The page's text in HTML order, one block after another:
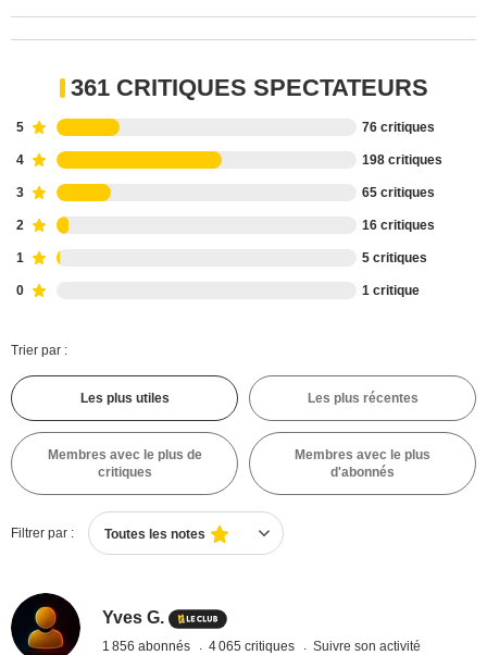
361 CRITIQUES SPECTATEURS
5 76 critiques
4 198 critiques
3 65 critiques
2 16 critiques
1 5 critiques
0 1 critique
Trier par :
Les plus utiles Les plus récentes
Membres avec le plus de
critiques
Membres avec le plus
d'abonnés
Filtrer par : Toutes les notes
Yves G.
1 856 abonnés 4 065 critiques Suivre son activité